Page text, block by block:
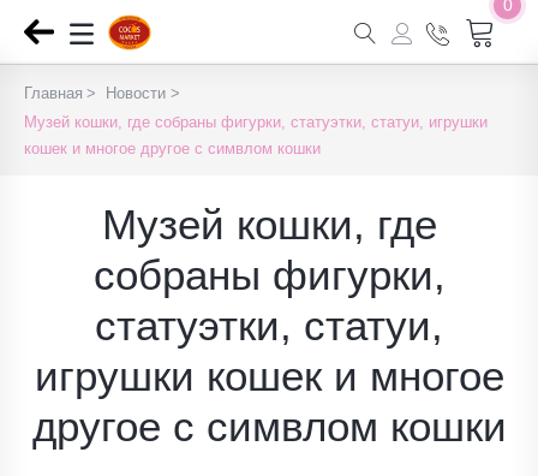
0
Главная
Новости
Музей кошки, где собраны фигурки, статуэтки, статуи, игрушки
кошек и многое другое с симвлом кошки
Музей кошки, где
собраны фигурки,
статуэтки, статуи,
игрушки кошек и многое
другое с симвлом кошки